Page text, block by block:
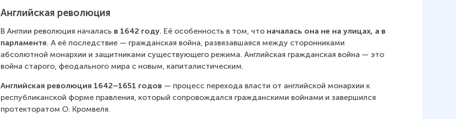
Английская революция
В Англии революция началась в 1642 году. Её особенность в том, что началась она не на улицах, а в
парламенте. А её последствие — гражданская война, развязавшаяся между сторонниками
абсолютной монархии и защитниками существующего режима. Английская гражданская война — это
война старого, феодального мира с новым, капиталистическим.
Английская революция 1642–1651 годов — процесс перехода власти от английской монархии к
республиканской форме правления, который сопровождался гражданскими войнами и завершился
протекторатом О. Кромвеля.